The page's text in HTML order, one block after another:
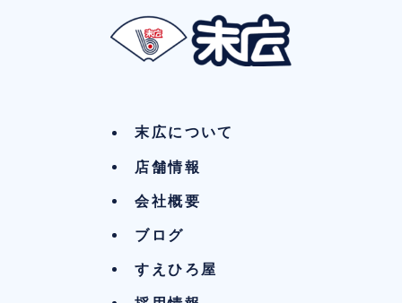
末広について
店舗情報
会社概要
ブログ
すえひろ屋